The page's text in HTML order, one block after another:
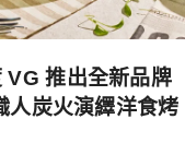
VG 推出全新品牌
人炭火演繹洋食烤